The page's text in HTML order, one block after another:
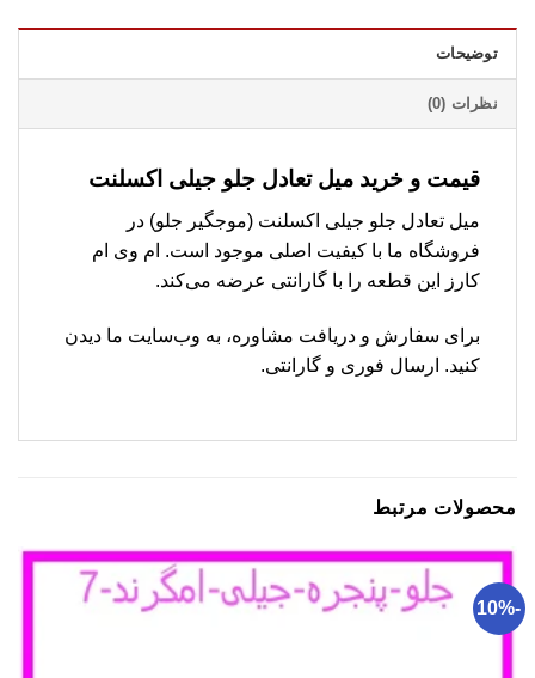
توضیحات
نظرات (0)
قیمت و خرید میل تعادل جلو جیلی اکسلنت
میل تعادل جلو جیلی اکسلنت (موجگیر جلو) در
فروشگاه ما با کیفیت اصلی موجود است. ام وی ام
کارز این قطعه را با گارانتی عرضه می‌کند.
برای سفارش و دریافت مشاوره، به وب‌سایت ما دیدن
کنید. ارسال فوری و گارانتی.
محصولات مرتبط
-10%